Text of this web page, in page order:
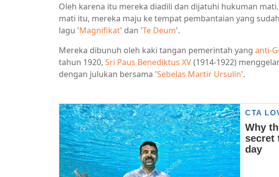
Oleh karena itu mereka diadili dan dijatuhi hukuman
mati itu, mereka maju ke tempat pembantaian yang
lagu 'Magnifikat' dan 'Te Deum'.
Mereka dibunuh oleh kaki tangan pemerintah yang anti-
tahun 1920, Sri Paus Benediktus XV(1914-1922)
dengan julukan bersama 'Sebelas Martir Ursulin'.